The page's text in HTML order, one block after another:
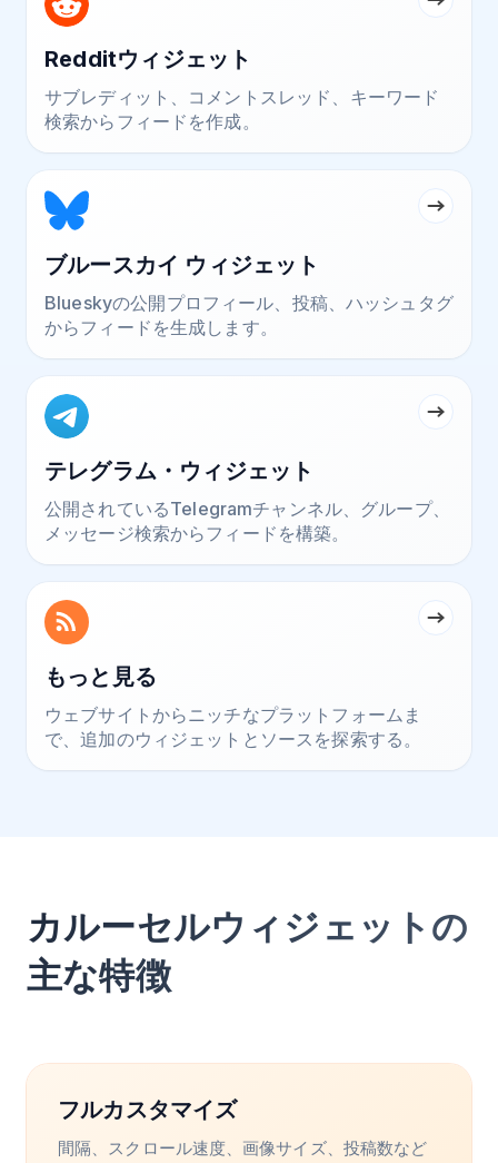
Redditウィジェット
サブレディット、コメントスレッド、キーワード
検索からフィードを作成。
ブルースカイ ウィジェット
Blueskyの公開プロフィール、投稿、ハッシュタグ
からフィードを生成します。
テレグラム・ウィジェット
公開されているTelegramチャンネル、グループ、
メッセージ検索からフィードを構築。
もっと見る
ウェブサイトからニッチなプラットフォームま
で、追加のウィジェットとソースを探索する。
カルーセルウィジェットの
主な特徴
フルカスタマイズ
間隔、スクロール速度、画像サイズ、投稿数など